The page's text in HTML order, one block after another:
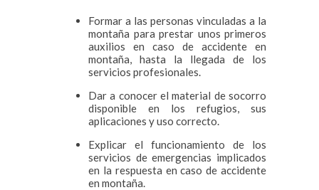
Formar a las personas vinculadas a la
montaña para prestar unos primeros
auxilios en caso de accidente en
montaña, hasta la llegada de los
servicios profesionales.
Dar a conocer el material de socorro
disponible en los refugios, sus
aplicaciones y uso correcto.
Explicar el funcionamiento de los
servicios de emergencias implicados
en la respuesta en caso de accidente
en montaña.